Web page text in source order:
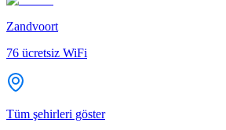
Zandvoort
76 ücretsiz WiFi
Tüm şehirleri göster